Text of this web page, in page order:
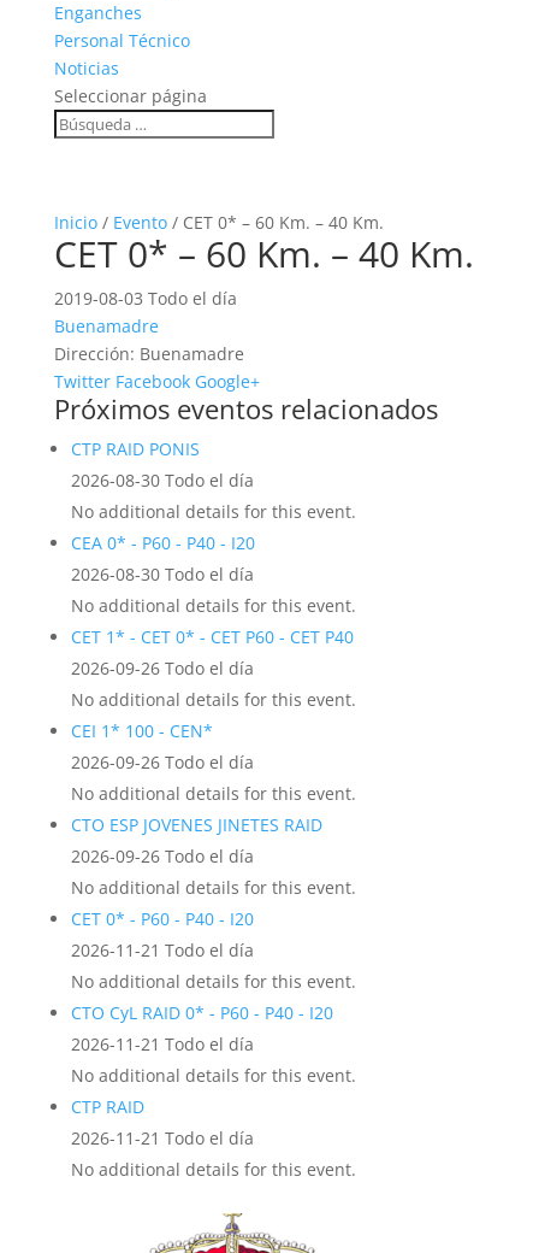
Enganches
Personal Técnico
Noticias
Seleccionar página
Inicio/ Evento/ CET 0* – 60 Km. – 40 Km.
CET 0* – 60 Km. – 40 Km.
2019-08-03 Todo el día
Buenamadre
Dirección: Buenamadre
Twitter Facebook Google+
Próximos eventos relacionados
CTP RAID PONIS
2026-08-30 Todo el día
No additional details for this event.
CEA 0* - P60 - P40 - I20
2026-08-30 Todo el día
No additional details for this event.
CET 1* - CET 0* - CET P60 - CET P40
2026-09-26 Todo el día
No additional details for this event.
CEI 1* 100 - CEN*
2026-09-26 Todo el día
No additional details for this event.
CTO ESP JOVENES JINETES RAID
2026-09-26 Todo el día
No additional details for this event.
CET 0* - P60 - P40 - I20
2026-11-21 Todo el día
No additional details for this event.
CTO CyL RAID 0* - P60 - P40 - I20
2026-11-21 Todo el día
No additional details for this event.
CTP RAID
2026-11-21 Todo el día
No additional details for this event.